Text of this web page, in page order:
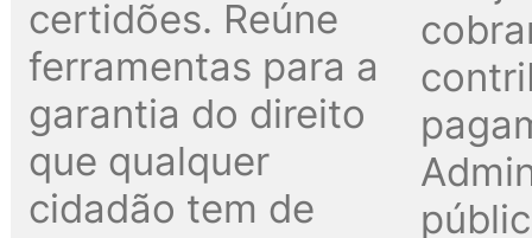
certidões. Reúne
ferramentas para a
garantia do direito
que qualquer
cidadão tem de